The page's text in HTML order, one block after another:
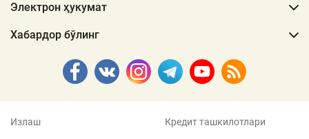
Электрон ҳукумат
Хабардор бўлинг
Излаш Кредит ташкилотлари